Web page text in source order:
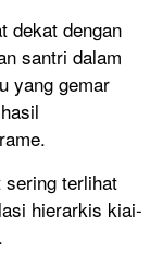
dekat dengan
santri dalam
yang gemar
sering terlihat
hierarkis kiai-